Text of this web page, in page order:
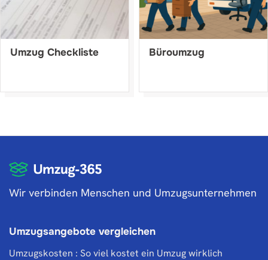
Umzug Checkliste Büroumzug
Wir verbinden Menschen und Umzugsunternehmen
Umzugsangebote vergleichen
Umzugskosten : So viel kostet ein Umzug wirklich